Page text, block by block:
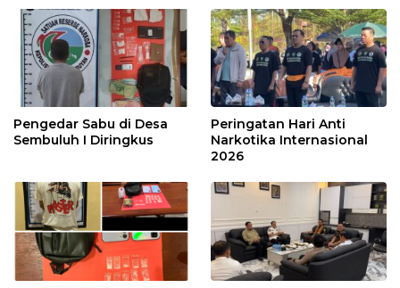
Pengedar Sabu di Desa
Sembuluh I Diringkus
Peringatan Hari Anti
Narkotika Internasional
2026